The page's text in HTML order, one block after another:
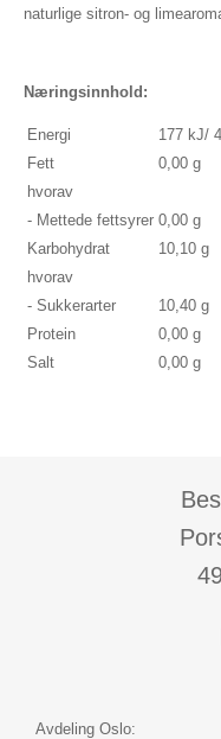
naturlige sitron- og
Næringsinnhold:
Energi
177 kJ/
Fett
0,00 g
hvorav
- Mettede fettsyrer 0,00 g
Karbohydrat
10,10 g
hvorav
- Sukkerarter
10,40 g
Protein
0,00 g
Salt
0,00 g
Avdeling Oslo: